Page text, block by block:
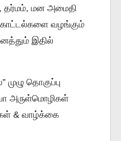
தர்மம், மன அமைதி
வழங்கும்
இதில்
முழு தொகுப்பு
அருள்மொழிகள்
& வாழ்க்கை